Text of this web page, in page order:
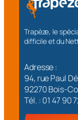
Trapèze, le
difficile et du
Adresse :
94, rue Paul
92270 Bois-
Tél. : 01 47 90